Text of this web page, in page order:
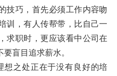
技巧，首先必须工作内容吻
训，有人传帮带，比自己一
求职时，更应该看中公司在
盲目追求薪水。
想之处正在于没有良好的培